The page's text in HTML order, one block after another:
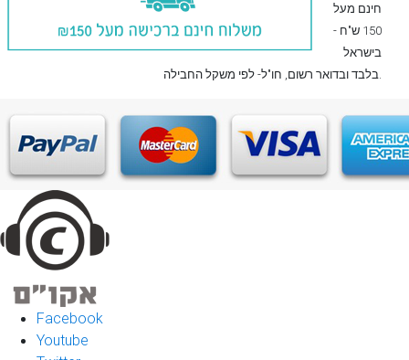
חינם מעל
150 ש"ח -
בישראל
בלבדובדואר רשום , חו"ל- לפי משקל החבילה.
Facebook
Youtube